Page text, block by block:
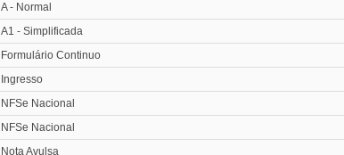
A - Normal
A1 - Simplificada
Formulário Continuo
Ingresso
NFSe Nacional
NFSe Nacional
Nota Avulsa